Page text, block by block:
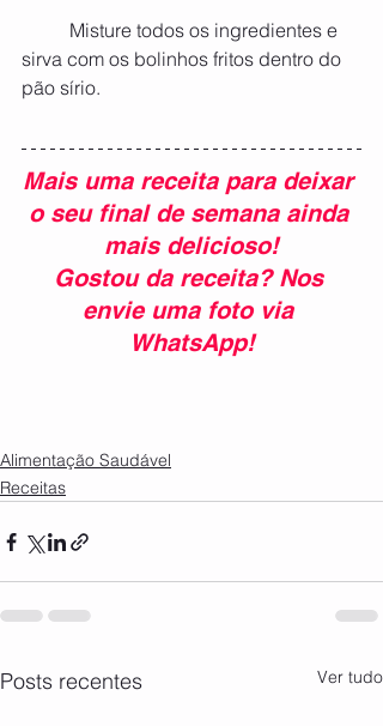
sirva com os bolinhos fritos dentro do
pão sírio.
Mais uma receita para deixar
o seu final de semana ainda
mais delicioso!
Gostou da receita? Nos
envie uma foto via
WhatsApp!
Alimentação Saudável
Receitas
Posts recentes Ver tudo